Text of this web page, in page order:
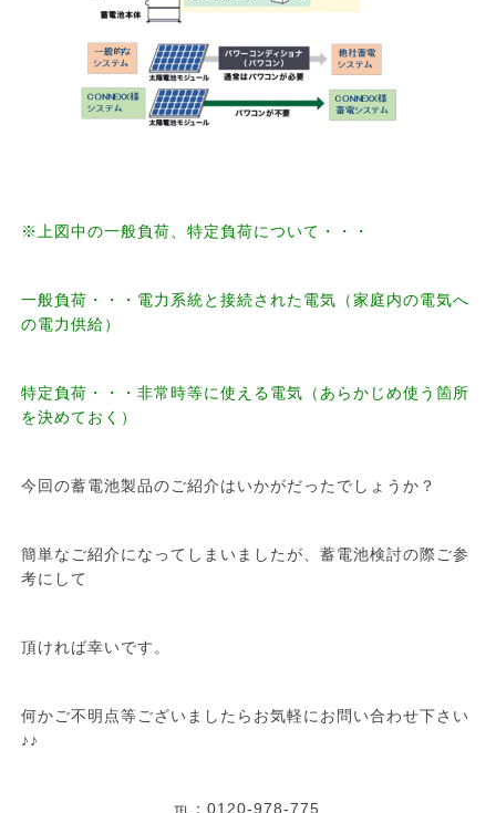
※上図中の一般負荷、特定負荷について・・・
一般負荷・・・電力系統と接続された電気（家庭内の電気へ
の電力供給）
特定負荷・・・非常時等に使える電気（あらかじめ使う箇所
を決めておく）
今回の蓄電池製品のご紹介はいかがだったでしょうか？
簡単なご紹介になってしまいましたが、蓄電池検討の際ご参
考にして
頂ければ幸いです。
何かご不明点等ございましたらお気軽にお問い合わせ下さい
♪♪
℡：0120-978-775